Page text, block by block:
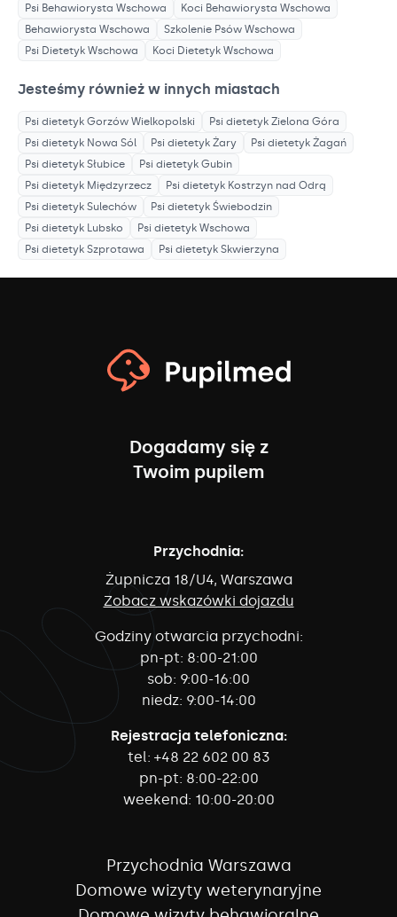
Psi Behawiorysta Wschowa Koci Behawiorysta Wschowa
Behawiorysta Wschowa Szkolenie Psów Wschowa
Psi Dietetyk Wschowa Koci Dietetyk Wschowa
Jesteśmy również w innych miastach
Psi dietetyk Gorzów Wielkopolski Psi dietetyk Zielona Góra
Psi dietetyk Nowa Sól Psi dietetyk Żary Psi dietetyk Żagań
Psi dietetyk Słubice Psi dietetyk Gubin
Psi dietetyk Międzyrzecz Psi dietetyk Kostrzyn nad Odrą
Psi dietetyk Sulechów Psi dietetyk Świebodzin
Psi dietetyk Lubsko Psi dietetyk Wschowa
Psi dietetyk Szprotawa Psi dietetyk Skwierzyna
Dogadamy się z
Twoim pupilem
Przychodnia:
Żupnicza 18/U4, Warszawa
Zobacz wskazówki dojazdu
Godziny otwarcia przychodni:
pn-pt: 8:00-21:00
sob: 9:00-16:00
niedz: 9:00-14:00
Rejestracja telefoniczna:
tel: +48 22 602 00 83
pn-pt: 8:00-22:00
weekend: 10:00-20:00
Przychodnia Warszawa
Domowe wizyty weterynaryjne